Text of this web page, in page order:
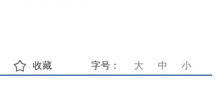
字号： 大 中 小
收藏